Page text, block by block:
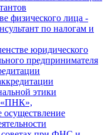
физического лица -
по налогам и
юридического
предпринимателя
этики
«ПНК»,